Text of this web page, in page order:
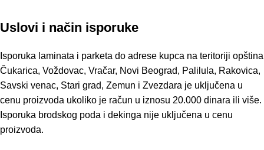
Uslovi i način isporuke
Isporuka laminata i parketa do adrese kupca na teritoriji opština
Čukarica, Voždovac, Vračar, Novi Beograd, Palilula, Rakovica,
Savski venac, Stari grad, Zemun i Zvezdara je uključena u
cenu proizvoda ukoliko je račun u iznosu 20.000 dinara ili više.
Isporuka brodskog poda i dekinga nije uključena u cenu
proizvoda.